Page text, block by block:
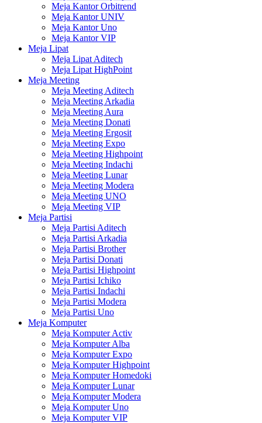
Meja Kantor Orbitrend
Meja Kantor UNIV
Meja Kantor Uno
Meja Kantor VIP
Meja Lipat
Meja Lipat Aditech
Meja Lipat HighPoint
Meja Meeting
Meja Meeting Aditech
Meja Meeting Arkadia
Meja Meeting Aura
Meja Meeting Donati
Meja Meeting Ergosit
Meja Meeting Expo
Meja Meeting Highpoint
Meja Meeting Indachi
Meja Meeting Lunar
Meja Meeting Modera
Meja Meeting UNO
Meja Meeting VIP
Meja Partisi
Meja Partisi Aditech
Meja Partisi Arkadia
Meja Partisi Brother
Meja Partisi Donati
Meja Partisi Highpoint
Meja Partisi Ichiko
Meja Partisi Indachi
Meja Partisi Modera
Meja Partisi Uno
Meja Komputer
Meja Komputer Activ
Meja Komputer Alba
Meja Komputer Expo
Meja Komputer Highpoint
Meja Komputer Homedoki
Meja Komputer Lunar
Meja Komputer Modera
Meja Komputer Uno
Meja Komputer VIP